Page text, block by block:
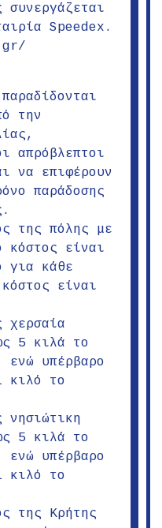
συνεργάζεται
Speedex.
την
απρόβλεπτοι
να επιφέρουν
παράδοσης
της πόλης με
κόστος είναι
για κάθε
είναι
χερσαία
5 κιλά το
ενώ υπέρβαρο
κιλό το
νησιώτικη
5 κιλά το
ενώ υπέρβαρο
κιλό το
της Κρήτης